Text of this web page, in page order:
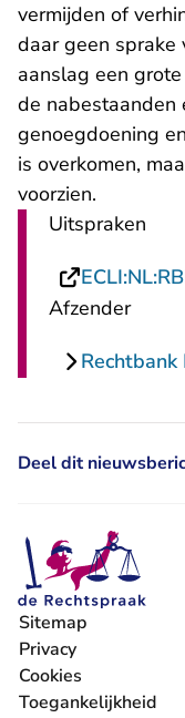
vermijden of
daar geen sprake
aanslag een
de nabestaanden
genoegdoening
is overkomen,
voorzien.
Uitspraken
Afzender
Deel dit
Sitemap
Privacy
Cookies
Toegankelijkheid